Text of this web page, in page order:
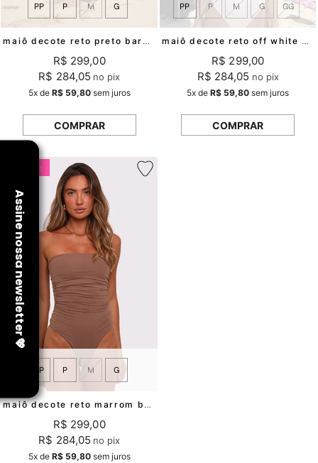
maiô decote reto preto barcelona mundo lolita
PP P M G
R$ 299,00
R$ 284,05 no pix
5xde R$ 59,80sem juros
COMPRAR
maiô decote reto off white barcelona mundo lolita
PP P M G GG
R$ 299,00
R$ 284,05 no pix
5x deR$ 59,80 sem juros
COMPRAR
favorito
maiô decote reto marrom barcelona mundo lolita
PP P M G
R$ 299,00
R$ 284,05 no pix
5xde R$ 59,80sem juros